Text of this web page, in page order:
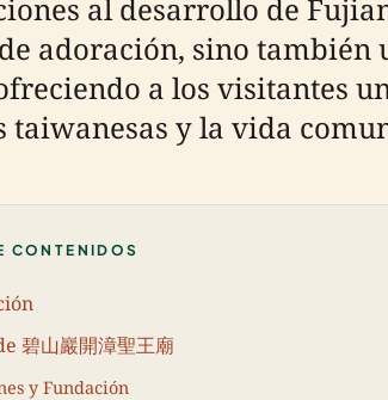
al desarrollo de
adoración, sino
a los visitantes
taiwanesas y la vida
CONTENIDOS
碧山巖開漳聖王廟
y Fundación